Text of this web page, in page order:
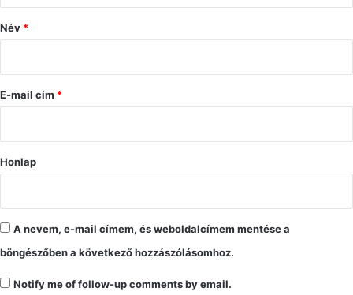
ó
s
Név *
E-mail cím *
Honlap
A nevem, e-mail címem, és weboldalcímem mentése a
böngészőben a következő hozzászólásomhoz.
Notify me of follow-up comments by email.